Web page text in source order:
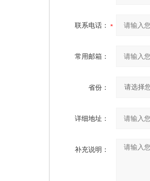
联系电话：
常用邮箱：
省份：
详细地址：
补充说明：